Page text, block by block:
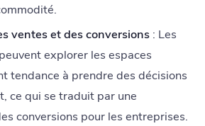
ventes et des conversions: Les
explorer les espaces
tendance à prendre des décisions
ce qui se traduit par une
conversions pour les entreprises.